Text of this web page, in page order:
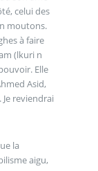
celui des
moutons.
à faire
(lkuri n
Elle
Asid,
reviendrai
la
aigu,